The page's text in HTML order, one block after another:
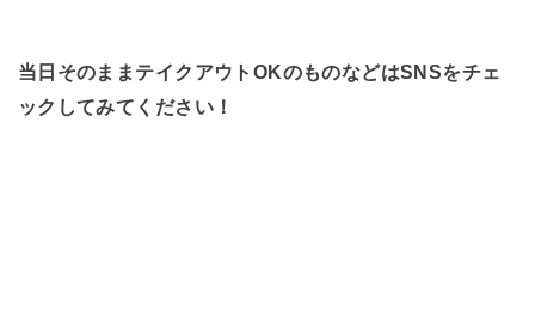
当日そのままテイクアウトOKのものなどはSNSをチェ
ックしてみてください！